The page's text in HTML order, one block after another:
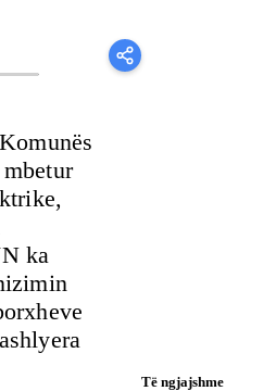
mbetur
ka
Të ngjajshme